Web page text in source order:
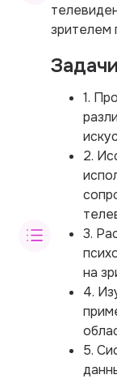
зрителем
Задачи
1.
2.
3.
на
4.
5.